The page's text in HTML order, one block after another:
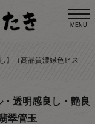
MENU
】（高品質濃緑色ヒス
透明感良し・艶良
翠管玉